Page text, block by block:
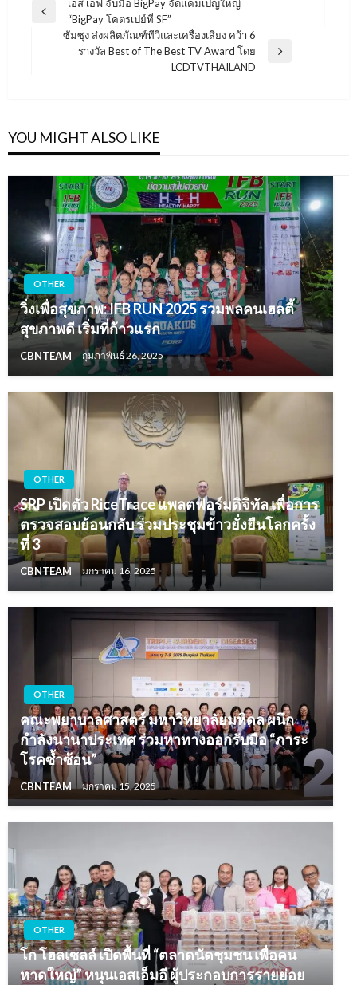
แนะแนว
Previous
เอส เอฟ จับมือ BigPay จัดแคมเปญใหญ่
“BigPay โคตรเปย์ที่ SF”
ซัมซุง ส่งผลิตภัณฑ์ทีวีและเครื่องเสียง คว้า 6
รางวัล Best of The Best TV Award โดย
LCDTVTHAILAND
YOU MIGHT ALSO LIKE
OTHER
วิ่งเพื่อสุขภาพ: IFB RUN 2025 รวมพลคนเฮลตี้
สุขภาพดี เริ่มที่ก้าวแรก
CBNTEAM กุมภาพันธ์ 26, 2025
OTHER
SRP เปิดตัว RiceTrace แพลตฟอร์มดิจิทัล เพื่อการ
ตรวจสอบย้อนกลับ ร่วมประชุมข้าวยั่งยืนโลกครั้ง
ที่ 3
CBNTEAM มกราคม 16, 2025
OTHER
คณะพยาบาลศาสตร์ มหาวิทยาลัยมหิดล ผนึก
กำลังนานาประเทศ ร่วมหาทางออกรับมือ “ภาระ
โรคซ้ำซ้อน”
CBNTEAM มกราคม 15, 2025
OTHER
โก โฮลเซลล์ เปิดพื้นที่ “ตลาดนัดชุมชน เพื่อคน
หาดใหญ่” หนุนเอสเอ็มอี ผู้ประกอบการรายย่อย